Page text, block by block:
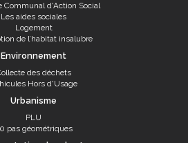
Communal d'Action Social
Les aides sociales
Logement
de l’habitat insalubre
Environnement
des déchets
Hors d'Usage
Urbanisme
PLU
pas géométriques